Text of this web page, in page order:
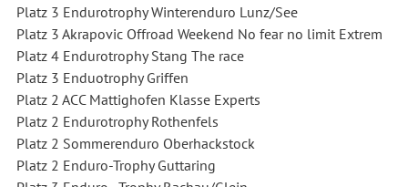
Platz 3 Endurotrophy Winterenduro Lunz/See
Platz 3 Akrapovic Offroad Weekend No fear no limit Extrem
Platz 4 Endurotrophy Stang The race
Platz 3 Enduotrophy Griffen
Platz 2 ACC Mattighofen Klasse Experts
Platz 2 Endurotrophy Rothenfels
Platz 2 Sommerenduro Oberhackstock
Platz 2 Enduro-Trophy Guttaring